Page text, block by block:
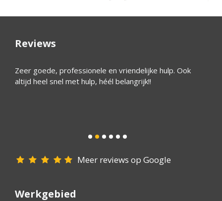
Reviews
Zeer goede, professionele en vriendelijke hulp. Ook
altijd heel snel met hulp, héél belangrijk!!
Meer reviews op Google
Werkgebied